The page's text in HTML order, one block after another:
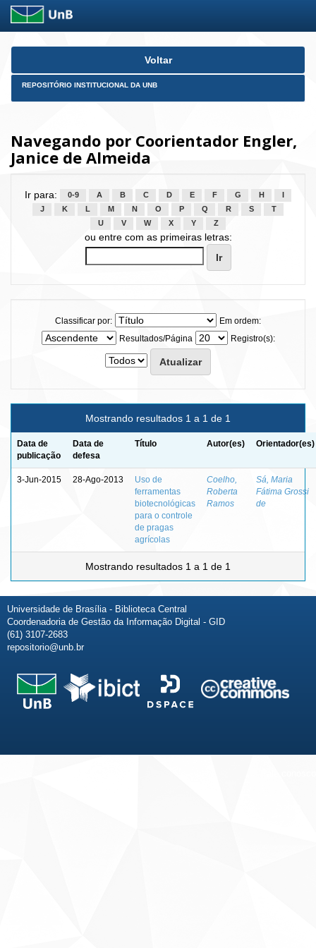
Skip
Voltar
REPOSITÓRIO INSTITUCIONAL DA UNB
Navegando por Coorientador Engler,
Janice de Almeida
Ir para: 0-9 A B C D E F G H
J
K L M N O P Q R S
T
U
V W X Y Z
ou entre com as primeiras letras:
Classificar por:
Em ordem:
Resultados/Página
Registro(s):
Mostrando resultados 1 a 1 de 1
Data de
publicação
Data de
defesa
Título Autor(es) Orientador(es)
3-Jun-2015 28-Ago-2013
Uso de
ferramentas
biotecnológicas
para o controle
de pragas
agrícolas
Coelho,
Roberta
Ramos
Sá, Maria
Fátima Grossi
de
Mostrando resultados 1 a 1 de 1
Universidade de Brasília - Biblioteca Central
Coordenadoria de Gestão da Informação Digital - GID
(61) 3107-2683
repositorio@unb.br